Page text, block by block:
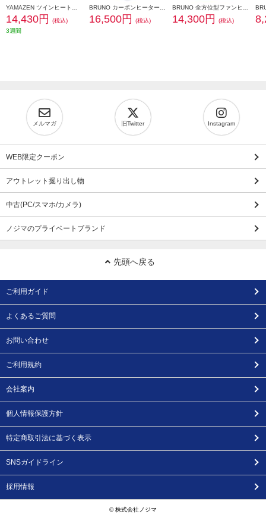
14,430円
(税込)
3週間
16,500円 (税込) 14,300円 (税込)
メルマガ 旧Twitter Instagram
WEB限定クーポン
アウトレット掘り出し物
中古(PC/スマホ/カメラ)
ノジマのプライベートブランド
先頭へ戻る
ご利用ガイド
よくあるご質問
お問い合わせ
ご利用規約
会社案内
個人情報保護方針
特定商取引法に基づく表示
SNSガイドライン
採用情報
© 株式会社ノジマ